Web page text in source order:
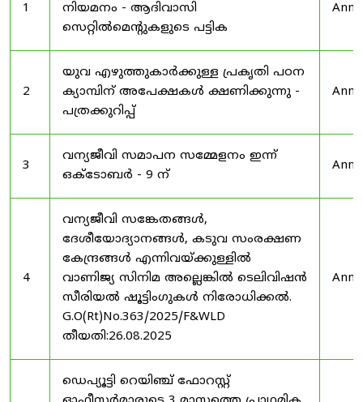
1
നിയമനം - ആദിവാസി
സെറ്റിൽമെന്റുകളുടെ പട്ടിക
2
യുവ എഴുത്തുകാർക്കുള്ള പ്രകൃതി പഠന
ക്യാമ്പിന് അപേക്ഷകൾ ക്ഷണിക്കുന്നു -
പത്രക്കുറിപ്പ്
3
വന്യജീവി സമാപന സമ്മേളനം ഇന്ന്
ഒക്ടോബർ - 9 ന്
4
വന്യജീവി സങ്കേതങ്ങൾ,
ദേശീയോദ്യാനങ്ങൾ, കടുവ സംരക്ഷണ
കേന്ദ്രങ്ങൾ എന്നിവയ്ക്കുള്ളിൽ
വാണിജ്യ സിനിമ അല്ലെങ്കിൽ ടെലിവിഷൻ
സീരിയൽ ഷൂട്ടിംഗുകൾ നിരോധിക്കൽ.
G.O(Rt)No.363/2025/F&WLD
തീയതി:26.08.2025
ഡെപ്യൂട്ടി റെയിഞ്ച് ഫോറസ്റ്റ്